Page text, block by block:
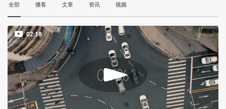
全部 播客 文章 资讯 视频
02:18